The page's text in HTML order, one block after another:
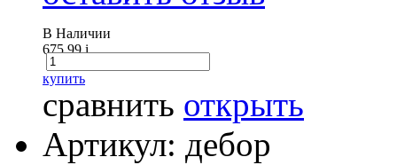
В Наличии
675.99i
купить
сравнить открыть
Артикул: дебор